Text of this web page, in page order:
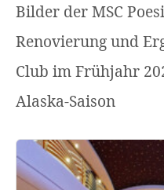
Bilder der MSC
Renovierung und
Club im Frühjahr
Alaska-Saison